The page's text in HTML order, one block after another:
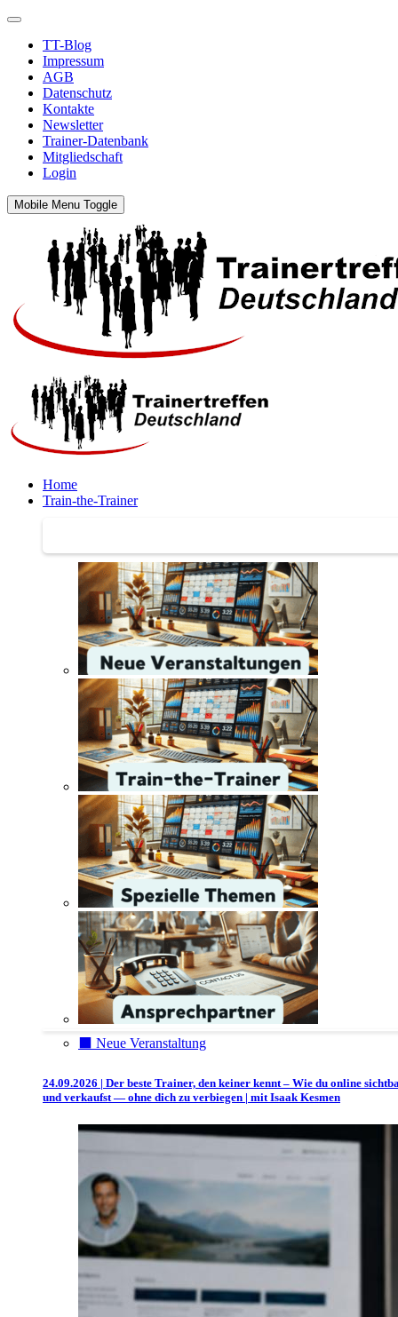
TT-Blog
Impressum
AGB
Datenschutz
Kontakte
Newsletter
Trainer-Datenbank
Mitgliedschaft
Login
Mobile Menu Toggle
Home
Train-the-Trainer
⬛️ Neue Veranstaltung
24.09.2026 | Der beste Trainer, den keiner kennt – Wie du online
und verkaufst — ohne dich zu verbiegen | mit Isaak Kesmen